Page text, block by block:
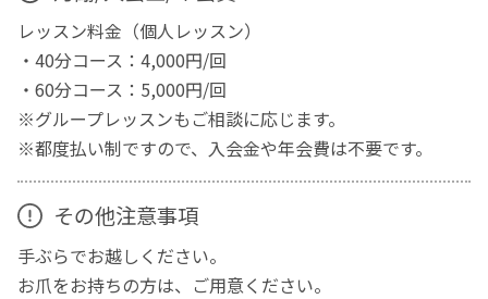
レッスン料金（個人レッスン）
・40分コース：4,000円/回
・60分コース：5,000円/回
※グループレッスンもご相談に応じます。
※都度払い制ですので、入会金や年会費は不要です。
その他注意事項
手ぶらでお越しください。
お爪をお持ちの方は、ご用意ください。